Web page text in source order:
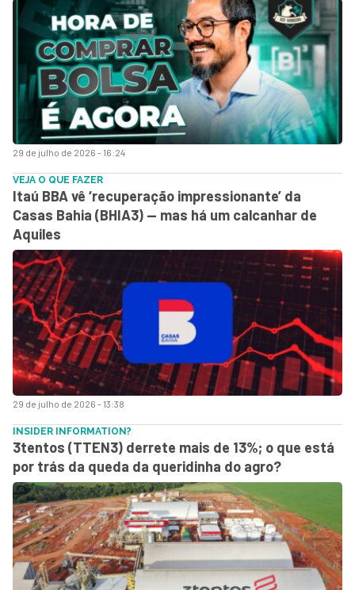
29 de julho de 2026 - 16:24
29 de julho de 2026 - 13:38
VEJA O QUE FAZER
Itaú BBA vê ‘recuperação impressionante’ da
Casas Bahia (BHIA3) — mas há um calcanhar de
Aquiles
INSIDER INFORMATION?
3tentos (TTEN3) derrete mais de 13%; o que está
por trás da queda da queridinha do agro?